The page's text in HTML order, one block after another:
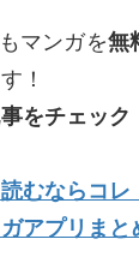
マンガを無
！
をチェック
むならコレ
アプリまと